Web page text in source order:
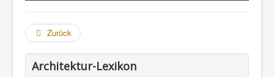
Zurück
Architektur-Lexikon